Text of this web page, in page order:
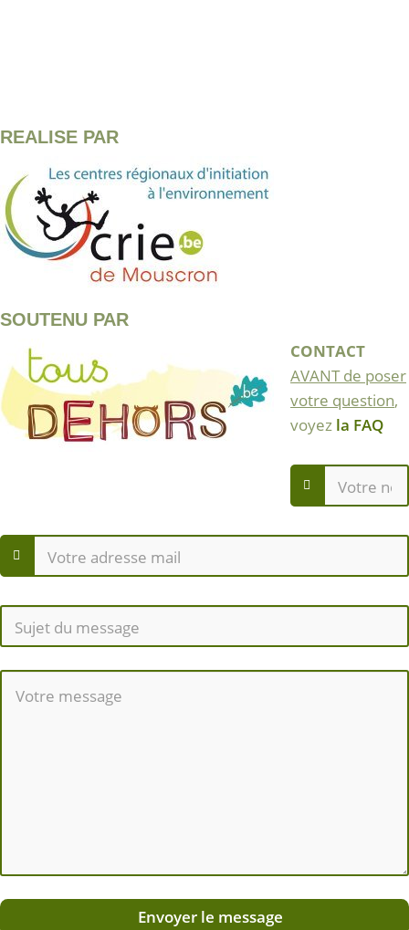
REALISE PAR
SOUTENU PAR
CONTACT
AVANT de poser
votre question,
voyez la FAQ
Envoyer le message